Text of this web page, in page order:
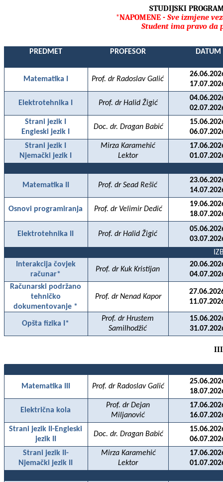
STUDIJSKI
*NAPOMENE - Sve izmjene
Student ima pravo da
PREDMET PROFESOR DATUM
Matematika I Prof. dr Radoslav Galić
Elektrotehnika I Prof. dr Halid Žigić
Strani jezik I
Engleski jezik I
Doc. dr. Dragan Babić
Strani jezik I
Njemački jezik I
Mirza Karamehić
Lektor
Matematika II Prof. dr Sead Rešić
Osnovi programiranja Prof. dr Velimir Dedić
Elektrotehnika II Prof. dr HalidŽigić
Interakcija čovjek
računar*
Prof. dr Kuk Kristijan
Računarski podržano
tehničko
dokumentovanje *
Prof. dr Nenad Kapor
Opšta fizika I*
Prof. dr Hrustem
Samilhodžić
III
Matematika III Prof. dr Radoslav Galić
Električna kola
Prof. dr Dejan
Miljanović
Strani jezik II-Engleski
jezik II
Doc. dr. Dragan Babić
Strani jezik II-
Njemački jezik II
Mirza Karamehić
Lektor